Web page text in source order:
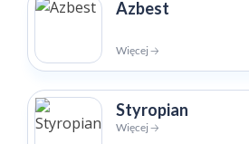
Azbest
Więcej 🡢
Styropian
Więcej 🡢